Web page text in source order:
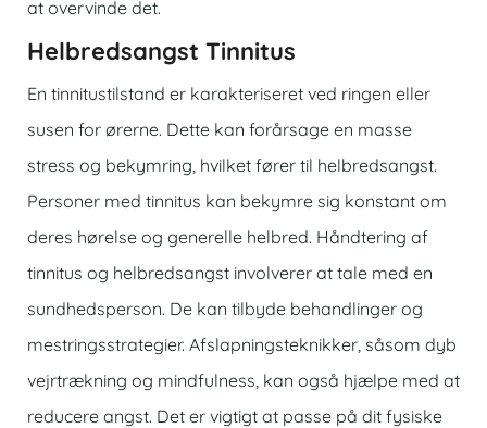
at overvinde det.
Helbredsangst Tinnitus
En tinnitustilstand er karakteriseret ved ringen eller
susen for ørerne. Dette kan forårsage en masse
stress og bekymring, hvilket fører til helbredsangst.
Personer med tinnitus kan bekymre sig konstant om
deres hørelse og generelle helbred. Håndtering af
tinnitus og helbredsangst involverer at tale med en
sundhedsperson. De kan tilbyde behandlinger og
mestringsstrategier. Afslapningsteknikker, såsom dyb
vejrtrækning og mindfulness, kan også hjælpe med at
reducere angst. Det er vigtigt at passe på dit fysiske